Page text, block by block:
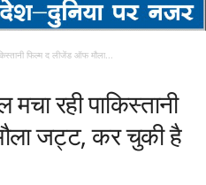
फिल्म द लीजेंड ऑफ मौला...
रही पाकिस्तानी
जट्ट, कर चुकी है